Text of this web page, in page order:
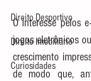
Direito Desportivo
Direito Imobiliário
Curiosidades
O interesse pelos
jogos eletrônicos
crescimento
de modo que,